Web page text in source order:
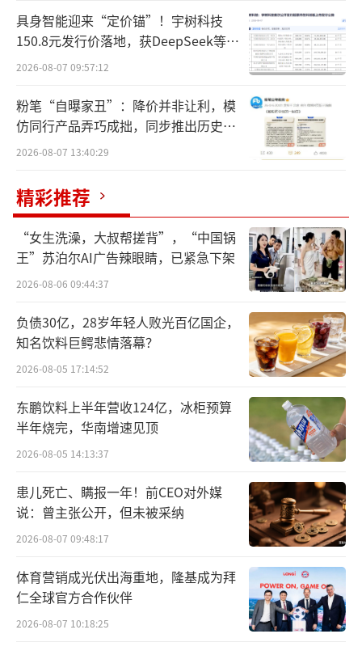
为“好想来品牌零食”，还把知名品牌老婆大
人纳入旗下。
好想来品牌自诞生以来，便以其快速的门
店扩张和低价策略在量贩零食市场中崭露头
角，一路疯狂开设门店，在市场上迅速占领了
一席之地，甚至喊出了2025年冲刺万店的口
号。
不到一年时间就已经实现万店目标。数据
显示，截至2024年6月底，万辰集团量贩零食门
店共有6638家，今年3月，万辰集团签约门店数
量超过1.5万家，旗下好想来在营门店数量突破
1万家，9个月的时间开店近万家，覆盖全国多
个城市和地区。
然而，这种激进扩张的背后，隐藏着诸多
具身智能迎来“定价锚”！宇树科技
150.8元发行价落地，获DeepSeek等豪
华战配加持
2026-08-07 09:57:12
粉笔“自曝家丑”：降价并非让利，模
仿同行产品弄巧成拙，同步推出历史学
员退费方案
2026-08-07 13:40:29
精彩推荐
“女生洗澡，大叔帮搓背”，“中国锅
王”苏泊尔AI广告辣眼睛，已紧急下架
2026-08-06 09:44:37
负债30亿，28岁年轻人败光百亿国企，
知名饮料巨鳄悲情落幕？
2026-08-05 17:14:52
东鹏饮料上半年营收124亿，冰柜预算
半年烧完，华南增速见顶
2026-08-05 14:13:37
患儿死亡、瞒报一年！前CEO对外媒
说：曾主张公开，但未被采纳
2026-08-07 09:48:17
体育营销成光伏出海重地，隆基成为拜
仁全球官方合作伙伴
2026-08-07 10:18:25